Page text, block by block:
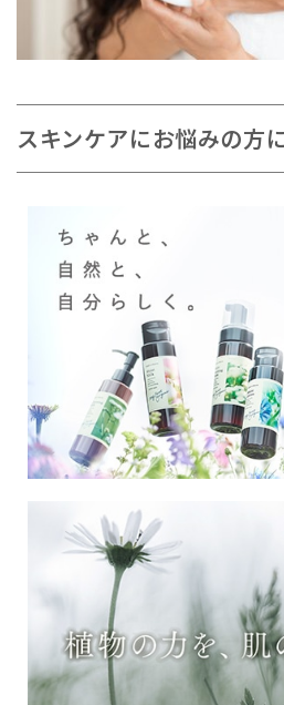
スキンケアにお悩みの方